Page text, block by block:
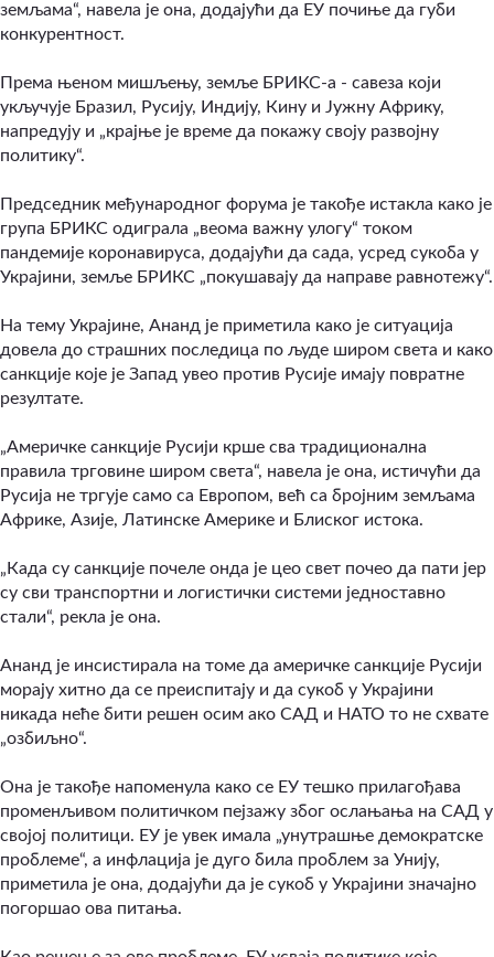
земљама“, навела је она, додајући да ЕУ почиње да губи
конкурентност.
Према њеном мишљењу, земље БРИКС-а - савеза који
укључује Бразил, Русију, Индију, Кину и Јужну Африку,
напредују и „крајње је време да покажу своју развојну
политику“.
Председник међународног форума је такође истакла како је
група БРИКС одиграла „веома важну улогу“ током
пандемије коронавируса, додајући да сада, усред сукоба у
Украјини, земље БРИКС „покушавају да направе равнотежу“.
На тему Украјине, Ананд је приметила како је ситуација
довела до страшних последица по људе широм света и како
санкције које је Запад увео против Русије имају повратне
резултате.
„Америчке санкције Русији крше сва традиционална
правила трговине широм света“, навела је она, истичући да
Русија не тргује само са Европом, већ са бројним земљама
Африке, Азије, Латинске Америке и Блиског истока.
„Када су санкције почеле онда је цео свет почео да пати јер
су сви транспортни и логистички системи једноставно
стали“, рекла је она.
Ананд је инсистирала на томе да америчке санкције Русији
морају хитно да се преиспитају и да сукоб у Украјини
никада неће бити решен осим ако САД и НАТО то не схвате
„озбиљно“.
Она је такође напоменула како се ЕУ тешко прилагођава
променљивом политичком пејзажу због ослањања на САД у
својој политици. ЕУ је увек имала „унутрашње демократске
проблеме“, а инфлација је дуго била проблем за Унију,
приметила је она, додајући да је сукоб у Украјини значајно
погоршао ова питања.